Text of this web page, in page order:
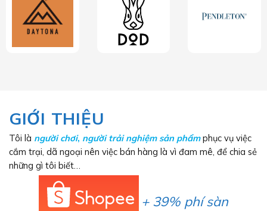
GIỚI THIỆU
Tôi là người chơi, người trải nghiệm sản phẩmphục vụ việc
cắm trại, dã ngoại nên việc bán hàng là vì đam mê, để chia sẻ
những gì tôi biết…
+ 39% phí sàn